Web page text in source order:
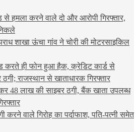
हमला करने वाले दो और आरोपी गिरफ्तार,
शाखा ऊंचा गांव ने चोरी की मोटरसाइकिल
करते ही फोन हुआ हैक, क्रेडिट कार्ड से
राजस्थान से खाताधारक गिरफ्तार
48 लाख की साइबर ठगी, बैंक खाता उपलब्ध
करने वाले गिरोह का पर्दाफाश, पति-पत्नी समेत